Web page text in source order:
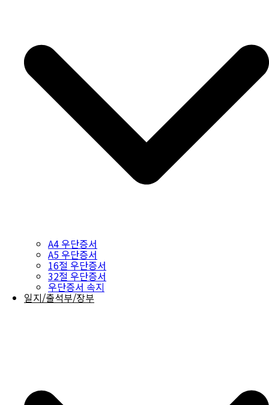
A4 우단증서
A5 우단증서
16절 우단증서
32절 우단증서
우단증서 속지
일지/출석부/장부